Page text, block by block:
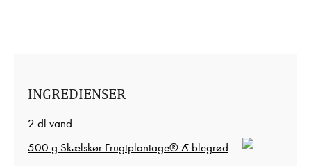
INGREDIENSER
2 dl vand
500 g Skælskør Frugtplantage® Æblegrød